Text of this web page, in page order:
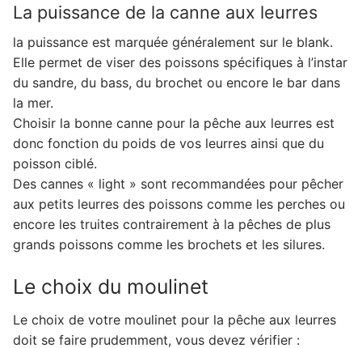
La puissance de la canne aux leurres
la puissance est marquée généralement sur le blank.
Elle permet de viser des poissons spécifiques à l’instar
du sandre, du bass, du brochet ou encore le bar dans
la mer.
Choisir la bonne canne pour la pêche aux leurres est
donc fonction du poids de vos leurres ainsi que du
poisson ciblé.
Des cannes « light » sont recommandées pour pêcher
aux petits leurres des poissons comme les perches ou
encore les truites contrairement à la pêches de plus
grands poissons comme les brochets et les silures.
Le choix du moulinet
Le choix de votre moulinet pour la pêche aux leurres
doit se faire prudemment, vous devez vérifier :